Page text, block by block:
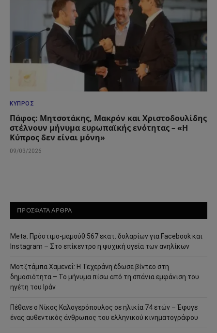
ΚΎΠΡΟΣ
Πάφος: Μητσοτάκης, Μακρόν και Χριστοδουλίδης
στέλνουν μήνυμα ευρωπαϊκής ενότητας – «Η
Κύπρος δεν είναι μόνη»
09/03/2026
ΠΡΟΣΦΑΤΑ ΑΡΘΡΑ
Meta: Πρόστιμο-μαμούθ 567 εκατ. δολαρίων για Facebook και
Instagram – Στο επίκεντρο η ψυχική υγεία των ανηλίκων
Μοτζτάμπα Χαμενεΐ: Η Τεχεράνη έδωσε βίντεο στη
δημοσιότητα – Το μήνυμα πίσω από τη σπάνια εμφάνιση του
ηγέτη του Ιράν
Πέθανε ο Νίκος Καλογερόπουλος σε ηλικία 74 ετών – Έφυγε
ένας αυθεντικός άνθρωπος του ελληνικού κινηματογράφου